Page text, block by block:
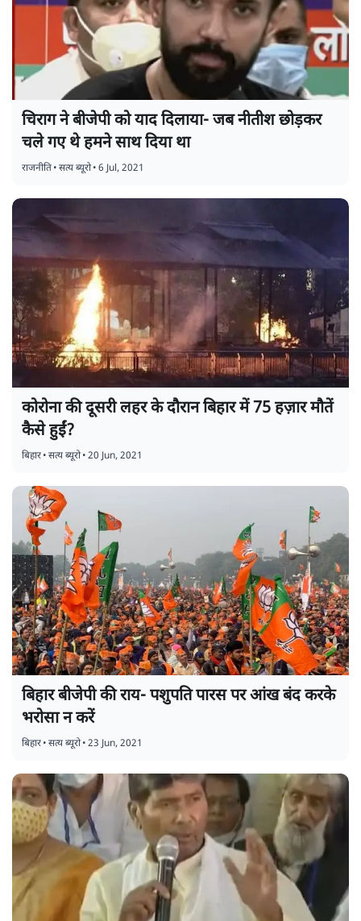
चिराग ने बीजेपी को याद दिलाया- जब नीतीश छोड़कर
चले गए थे हमने साथ दिया था
राजनीति•सत्य ब्यूरो•6 Jul, 2021
कोरोना की दूसरी लहर के दौरान बिहार में 75 हज़ार मौतें
कैसे हुईं?
बिहार•सत्य ब्यूरो•20 Jun, 2021
बिहार बीजेपी की राय- पशुपति पारस पर आंख बंद करके
भरोसा न करें
बिहार•सत्य ब्यूरो•23 Jun, 2021